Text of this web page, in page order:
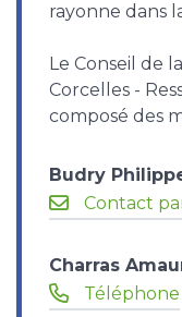
rayonne dans
Le Conseil de
Corcelles -
composé des
Budry
Contact
Charras
Téléphone